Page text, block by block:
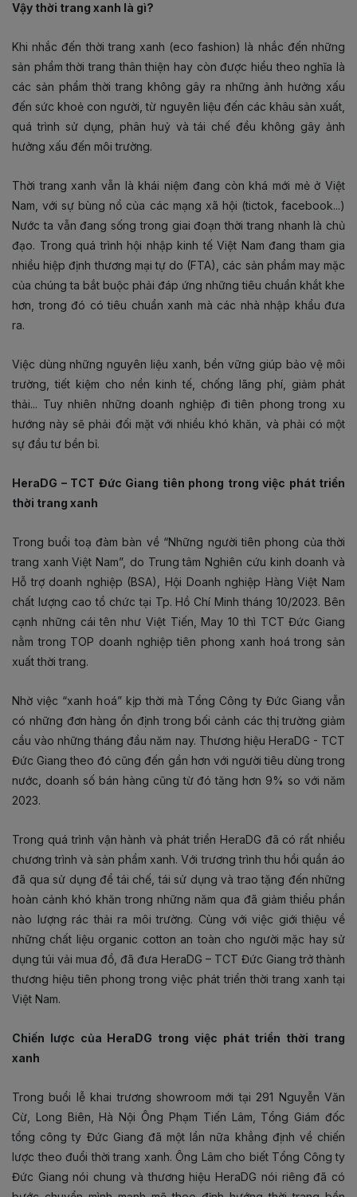
Vậy thời trang xanh là gì?
Khi nhắc đến thời trang xanh (eco fashion) là nhắc đến những
sản phẩm thời trang thân thiện hay còn được hiểu theo nghĩa là
các sản phẩm thời trang không gây ra những ảnh hưởng xấu
đến sức khoẻ con người, từ nguyên liệu đến các khâu sản xuất,
quá trình sử dụng, phân huỷ và tái chế đều không gây ảnh
hưởng xấu đến môi trường.
Thời trang xanh vẫn là khái niệm đang còn khá mới mẻ ở Việt
Nam, với sự bùng nổ của các mạng xã hội (tictok, facebook...)
Nước ta vẫn đang sống trong giai đoạn thời trang nhanh là chủ
đạo. Trong quá trình hội nhập kinh tế Việt Nam đang tham gia
nhiều hiệp định thương mại tự do (FTA), các sản phẩm may mặc
của chúng ta bắt buộc phải đáp ứng những tiêu chuẩn khắt khe
hơn, trong đó có tiêu chuẩn xanh mà các nhà nhập khẩu đưa
ra.
Việc dùng những nguyên liệu xanh, bền vững giúp bảo vệ môi
trường, tiết kiệm cho nền kinh tế, chống lãng phí, giảm phát
thải... Tuy nhiên những doanh nghiệp đi tiên phong trong xu
hướng này sẽ phải đối mặt với nhiều khó khăn, và phải có một
sự đầu tư bền bỉ.
HeraDG – TCT Đức Giang tiên phong trong việc phát triển
thời trang xanh
Trong buổi toạ đàm bàn về “Những người tiên phong của thời
trang xanh Việt Nam”, do Trung tâm Nghiên cứu kinh doanh và
Hỗ trợ doanh nghiệp (BSA), Hội Doanh nghiệp Hàng Việt Nam
chất lượng cao tổ chức tại Tp. Hồ Chí Minh tháng 10/2023. Bên
cạnh những cái tên như Việt Tiến, May 10 thì TCT Đức Giang
nằm trong TOP doanh nghiệp tiên phong xanh hoá trong sản
xuất thời trang.
Nhờ việc “xanh hoá” kịp thời mà Tổng Công ty Đức Giang vẫn
có những đơn hàng ổn định trong bối cảnh các thị trường giảm
cầu vào những tháng đầu năm nay. Thương hiệu HeraDG - TCT
Đức Giang theo đó cũng đến gần hơn với người tiêu dùng trong
nước, doanh số bán hàng cũng từ đó tăng hơn 9% so với năm
2023.
Trong quá trình vận hành và phát triển HeraDG đã có rất nhiều
chương trình và sản phẩm xanh. Với trương trình thu hồi quần áo
đã qua sử dụng để tái chế, tái sử dụng và trao tặng đến những
hoàn cảnh khó khăn trong những năm qua đã giảm thiểu phần
nào lượng rác thải ra môi trường. Cùng với việc giới thiệu về
những chất liệu organic cotton an toàn cho người mặc hay sử
dụng túi vải mua đồ, đã đưa HeraDG – TCT Đức Giang trở thành
thương hiệu tiên phong trong việc phát triển thời trang xanh tại
Việt Nam.
Chiến lược của HeraDG trong việc phát triển thời trang
xanh
Trong buổi lễ khai trương showroom mới tại 291 Nguyễn Văn
Cừ, Long Biên, Hà Nội Ông Phạm Tiến Lâm, Tổng Giám đốc
tổng công ty Đức Giang đã một lần nữa khẳng định về chiến
lược theo đuổi thời trang xanh. Ông Lâm cho biết Tổng Công ty
Đức Giang nói chung và thương hiệu HeraDG nói riêng đã có